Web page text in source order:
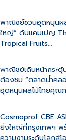
พาณิชย์ชวนอุดหนุนผ
ใหญ่” ดันแคมเปญ
Tropical Fruits...
พาณิชย์เดินหน้ากระตุ้
ต้องชม “ตลาดน้ำคล
อุดหนุนผลไม้ไทยคุณภ
Cosmoprof CBE
ยิ่งใหญ่ที่กรุงเทพฯ พ
ความงามระดับโลกสู่